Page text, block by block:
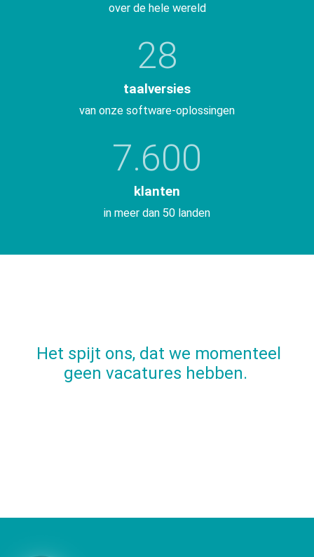
over de hele wereld
28
taalversies
van onze software-oplossingen
7.600
klanten
in meer dan 50 landen
Het spijt ons, dat we momenteel
geen vacatures hebben.